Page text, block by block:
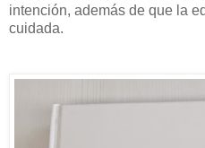
intención, además de que la
cuidada.